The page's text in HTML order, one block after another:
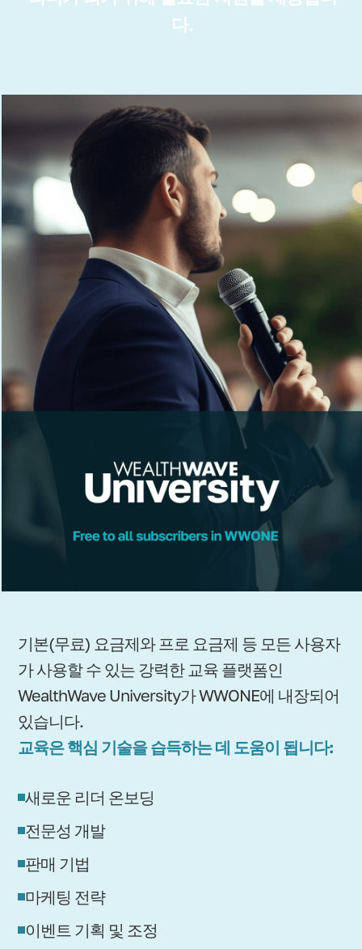
다.
기본(무료) 요금제와 프로 요금제 등 모든 사용자
가 사용할 수 있는 강력한 교육 플랫폼인
WealthWave University가 WWONE에 내장되어
있습니다.
교육은 핵심 기술을 습득하는 데 도움이 됩니다:
새로운 리더 온보딩
전문성 개발
판매 기법
마케팅 전략
이벤트 기획 및 조정